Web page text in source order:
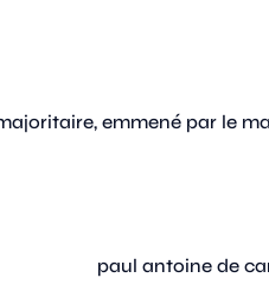
emmené par le